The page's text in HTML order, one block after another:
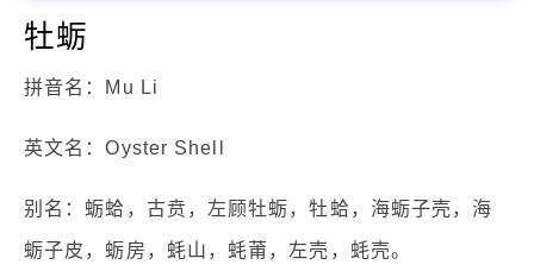
牡蛎
拼音名：Mu Li
英文名：Oyster Shell
别名：蛎蛤，古贲，左顾牡蛎，牡蛤，海蛎子壳，海
蛎子皮，蛎房，蚝山，蚝莆，左壳，蚝壳。